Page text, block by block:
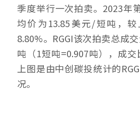
季度举行一次拍卖。2023年
均价为13.85美元/短吨，
8.80%。RGGI该次拍卖总成
吨（1短吨=0.907吨），成交
上图是由中创碳投统计的
况。